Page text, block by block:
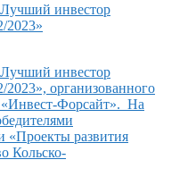
инвестор
2023»
инвестор
организованного
«Инвест-Форсайт». На
«Проекты развития
Кольско-